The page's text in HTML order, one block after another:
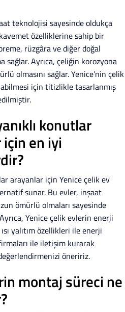
teknolojisi sayesinde oldukça
özelliklerine sahip bir
rüzgâra ve diğer doğal
sağlar. Ayrıca, çeliğin korozyona
olmasını sağlar. Yenice’nin çelik
için titizlikle tasarlanmış
konutlar
en iyi
arayanlar için Yenice çelik ev
sunar. Bu evler, inşaat
ömürlü olmaları sayesinde
Yenice çelik evlerin enerji
yalıtım özellikleri ile enerji
ile iletişim kurarak
öneririz.
montaj süreci ne